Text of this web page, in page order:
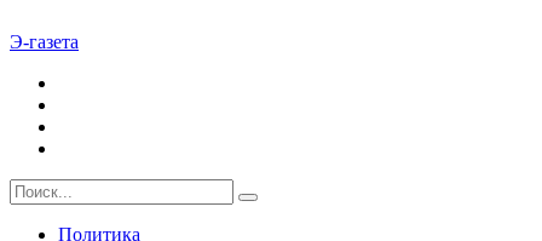
Э-газета
Политика